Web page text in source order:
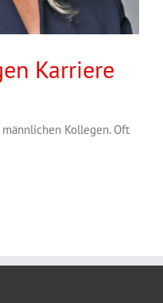
Karriere
Kollegen. Oft